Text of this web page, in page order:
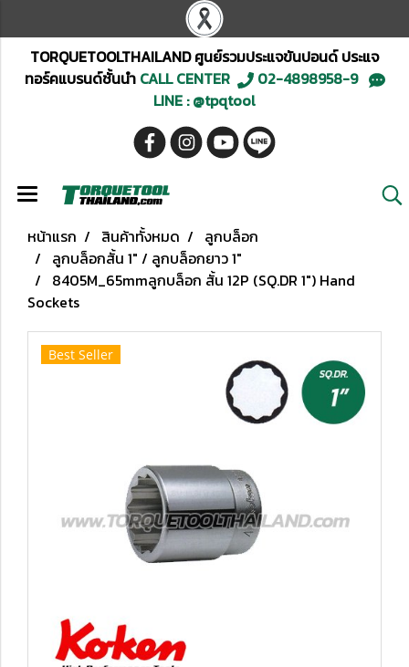
TORQUETOOLTHAILAND ศูนย์รวมประแจขันปอนด์ ประแจ
ทอร์คแบรนด์ชั้นนำCALL CENTER
02-4898958-9
LINE : @tpqtool
หน้าแรก สินค้าทั้งหมด
ลูกบล็อก
ลูกบล็อกสั้น 1" / ลูกบล็อกยาว 1"
8405M_65mmลูกบล็อก สั้น 12P (SQ.DR 1") Hand
Sockets
Best Seller